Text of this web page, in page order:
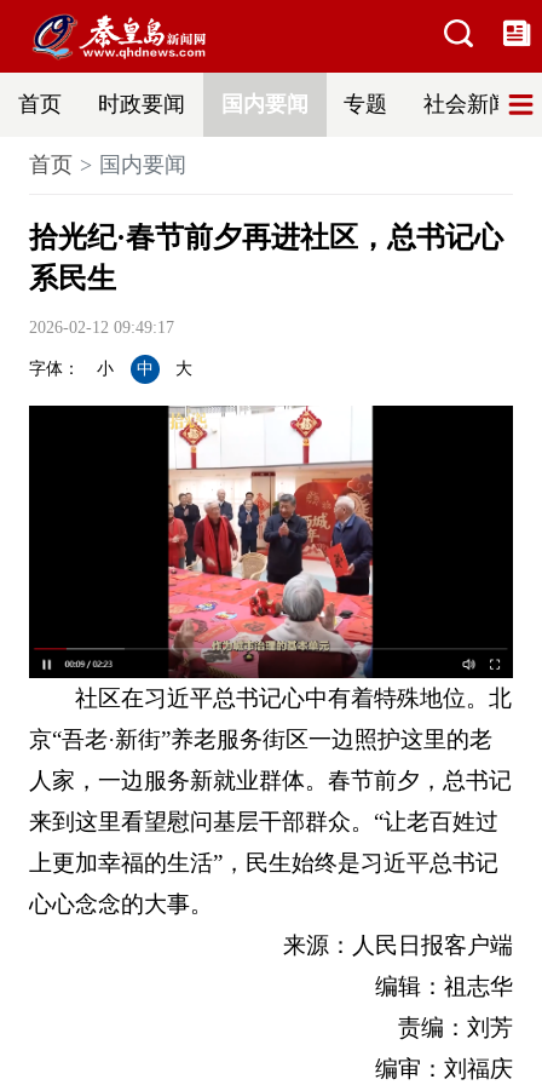
首页 时政要闻 国内要闻 专题 社会新闻
首页 国内要闻
拾光纪·春节前夕再进社区，总书记心
系民生
2026-02-12 09:49:17
字体： 小 中 大
社区在习近平总书记心中有着特殊地位。北
京“吾老·新街”养老服务街区一边照护这里的老
人家，一边服务新就业群体。春节前夕，总书记
来到这里看望慰问基层干部群众。“让老百姓过
上更加幸福的生活”，民生始终是习近平总书记
心心念念的大事。
来源：人民日报客户端
编辑：祖志华
责编：刘芳
编审：刘福庆